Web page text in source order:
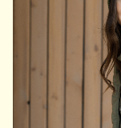
В наличии
Бестселлеры